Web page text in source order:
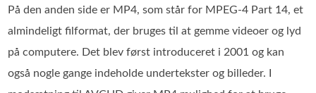
På den anden side er MP4, som står for MPEG-4 Part 14, et
almindeligt filformat, der bruges til at gemme videoer og lyd
på computere. Det blev først introduceret i 2001 og kan
også nogle gange indeholde undertekster og billeder. I